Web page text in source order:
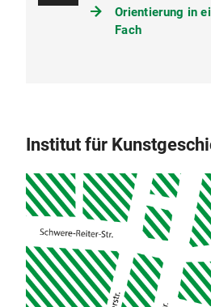
Orientierung in
Fach
Institut für